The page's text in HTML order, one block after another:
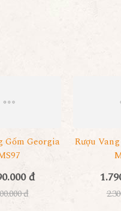
Gốm Georgia
đ
đ
Rượu